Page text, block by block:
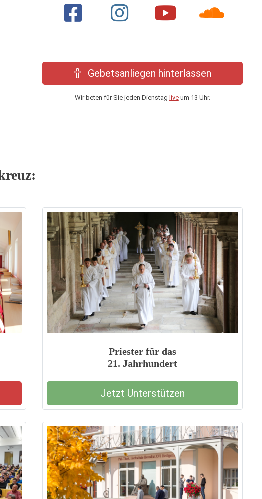
Gebetsanliegen hinterlassen
Wir beten für Sie jeden Dienstag liveum 13 Uhr.
Priester für das
21. Jahrhundert
Jetzt Unterstützen